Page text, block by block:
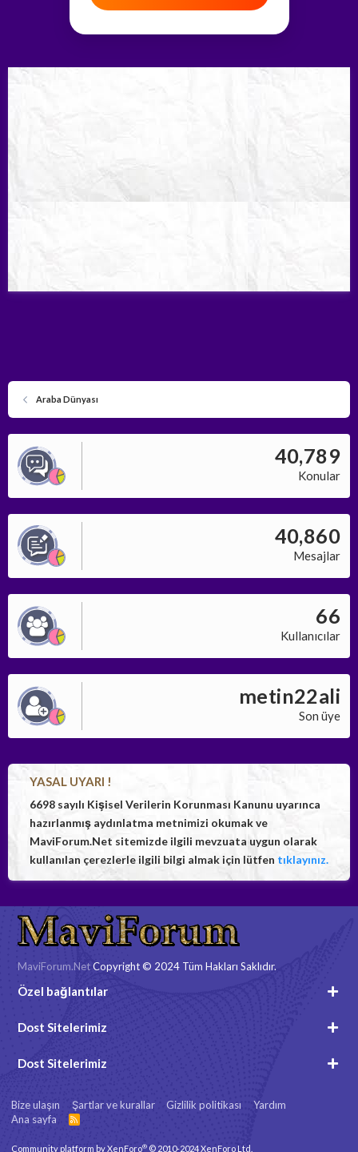
Araba Dünyası
40,789
Konular
40,860
Mesajlar
66
Kullanıcılar
metin22ali
Son üye
YASAL UYARI !
6698 sayılı Kişisel Verilerin Korunması Kanunu uyarınca
hazırlanmış aydınlatma metnimizi okumak ve
MaviForum.Net sitemizde ilgili mevzuata uygun olarak
kullanılan çerezlerle ilgili bilgi almak için lütfen tıklayınız.
MaviForum.NetCopyright © 2024 Tüm Hakları Saklıdır.
Özel bağlantılar
Dost Sitelerimiz
Dost Sitelerimiz
Bize ulaşın Şartlar ve kurallar Gizlilik politikası
Yardım
Ana sayfa
R
Community platform by XenForo® © 2010-2024 XenForo Ltd.